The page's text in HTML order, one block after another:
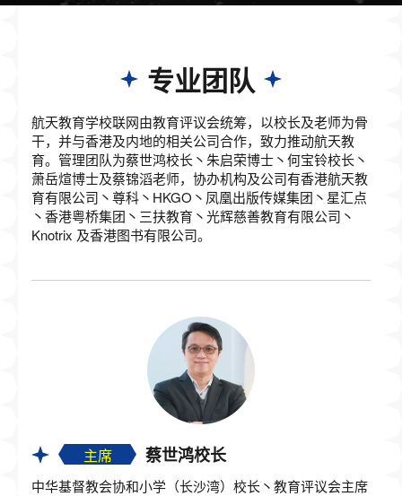
专业团队
航天教育学校联网由教育评议会统筹，以校长及老师为骨
干，并与香港及内地的相关公司合作，致力推动航天教
育。管理团队为蔡世鸿校长丶朱启荣博士丶何宝铃校长丶
萧岳煊博士及蔡锦滔老师，协办机构及公司有香港航天教
育有限公司丶尊科丶HKGO丶凤凰出版传媒集团丶星汇点
丶香港粤桥集团丶三扶教育丶光辉慈善教育有限公司丶
Knotrix 及香港图书有限公司。
主席 蔡世鸿校长
中华基督教会协和小学（长沙湾）校长丶教育评议会主席